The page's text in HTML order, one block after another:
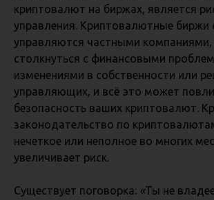
криптовалют на биржах, является
управления. Криптовалютные биржи
управляются частными компаниями,
столкнуться с финансовыми
изменениями в собственности или
управляющих, и всё это может
безопасность ваших криптовалют.
законодательство по
нечеткое или неполное во многих
увеличивает риск.
Существует поговорка: «Ты не